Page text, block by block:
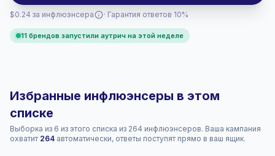
$0.24 за инфлюэнсера · Гарантия ответов 10%
11 брендов запустили аутрич на этой неделе
Избранные инфлюэнсеры в этом
списке
Выборка из 6 из этого списка из 264 инфлюэнсеров. Ваша кампания
охватит 264 автоматически, ответы поступят прямо в ваш ящик.